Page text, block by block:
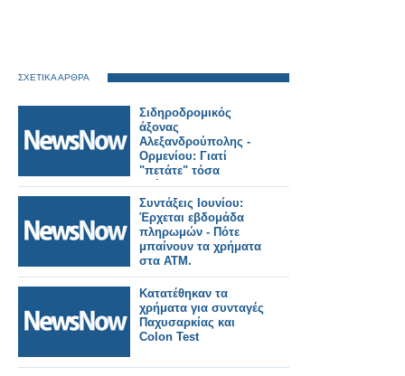
ΣΧΕΤΙΚΑ ΑΡΘΡΑ
Σιδηροδρομικός
άξονας
Αλεξανδρούπολης -
Ορμενίου: Γιατί
"πετάτε" τόσα
χρήματα;
Συντάξεις Ιουνίου:
Έρχεται εβδομάδα
πληρωμών - Πότε
μπαίνουν τα χρήματα
στα ΑΤΜ.
Κατατέθηκαν τα
χρήματα για συνταγές
Παχυσαρκίας και
Colon Test